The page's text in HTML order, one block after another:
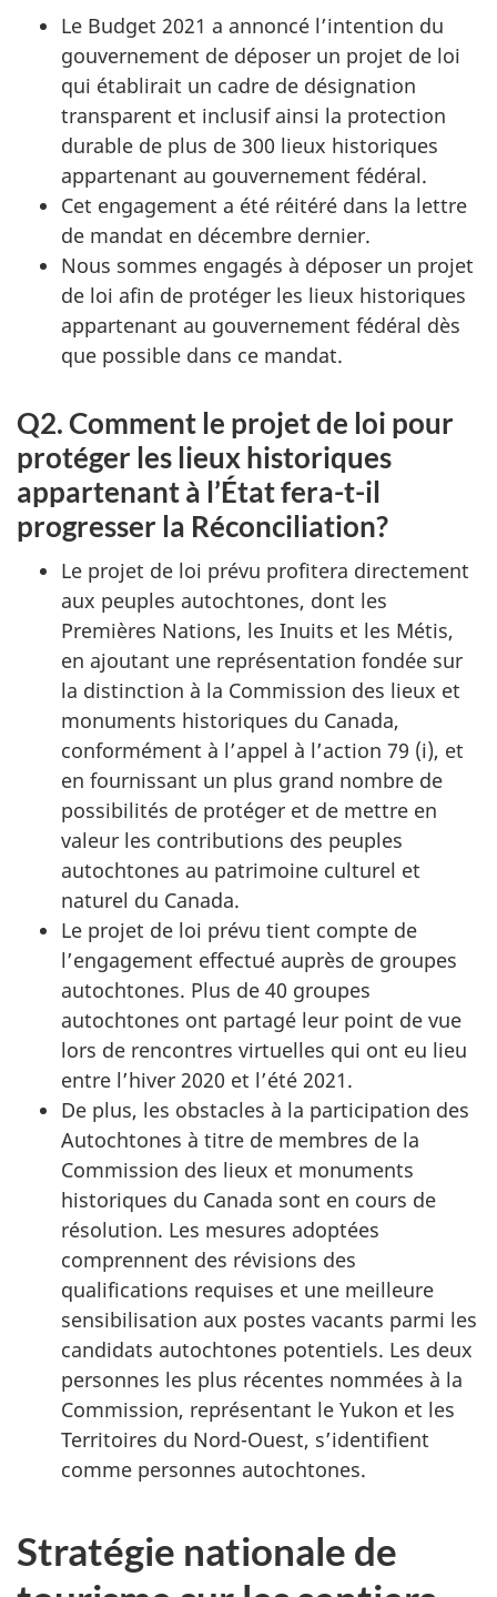
Le Budget 2021 a annoncé l’intention du
gouvernement de déposer un projet de loi
qui établirait un cadre de désignation
transparent et inclusif ainsi la protection
durable de plus de 300 lieux historiques
appartenant au gouvernement fédéral.
Cet engagement a été réitéré dans la lettre
de mandat en décembre dernier.
Nous sommes engagés à déposer un projet
de loi afin de protéger les lieux historiques
appartenant au gouvernement fédéral dès
que possible dans ce mandat.
Q2. Comment le projet de loi pour
protéger les lieux historiques
appartenant à l’État fera-t-il
progresser la Réconciliation?
Le projet de loi prévu profitera directement
aux peuples autochtones, dont les
Premières Nations, les Inuits et les Métis,
en ajoutant une représentation fondée sur
la distinction à la Commission des lieux et
monuments historiques du Canada,
conformément à l’appel à l’action 79 (i), et
en fournissant un plus grand nombre de
possibilités de protéger et de mettre en
valeur les contributions des peuples
autochtones au patrimoine culturel et
naturel du Canada.
Le projet de loi prévu tient compte de
l’engagement effectué auprès de groupes
autochtones. Plus de 40 groupes
autochtones ont partagé leur point de vue
lors de rencontres virtuelles qui ont eu lieu
entre l’hiver 2020 et l’été 2021.
De plus, les obstacles à la participation des
Autochtones à titre de membres de la
Commission des lieux et monuments
historiques du Canada sont en cours de
résolution. Les mesures adoptées
comprennent des révisions des
qualifications requises et une meilleure
sensibilisation aux postes vacants parmi les
candidats autochtones potentiels. Les deux
personnes les plus récentes nommées à la
Commission, représentant le Yukon et les
Territoires du Nord-Ouest, s’identifient
comme personnes autochtones.
Stratégie nationale de